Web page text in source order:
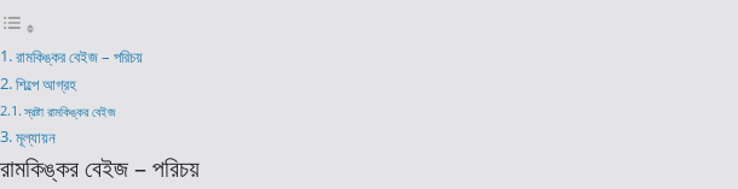
রামকিঙ্কর বেইজ – পরিচয়
শিল্পে আগ্রহ
স্রষ্টা রামকিঙ্কর বেইজ
মূল্যায়ন
রামকিঙ্কর বেইজ – পরিচয়